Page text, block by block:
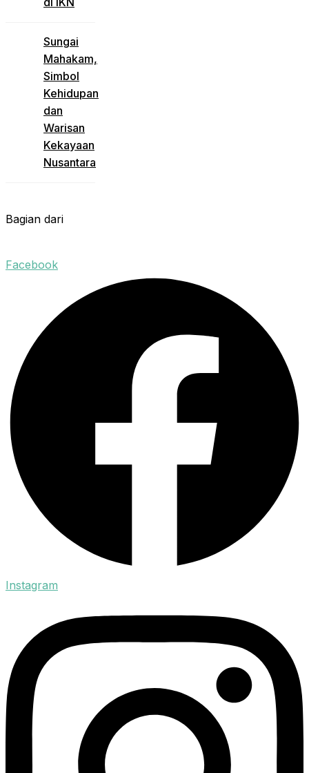
Sungai
Mahakam,
Simbol
Kehidupan
dan
Warisan
Kekayaan
Nusantara
Bagian dari
Facebook
Instagram